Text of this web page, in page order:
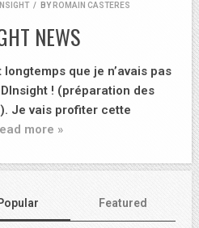
/ BY ROMAIN CASTERES
NEWS
longtemps que je n’avais pas
! (préparation des
Je vais profiter cette
more »
Featured